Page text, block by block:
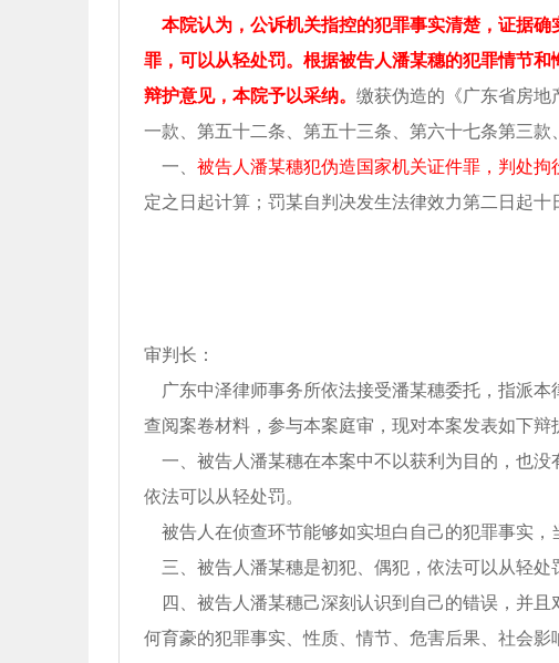
本院认为，公诉机关指控的犯罪事实清楚，证据
罪，可以从轻处罚。根据被告人潘某穗的犯罪情节
辩护意见，本院予以采纳。 缴获伪造的《广东省房地
一款、第五十二条、第五十三条、第六十七条第三
一、 被告人潘某穗犯伪造国家机关证件罪，判处拘
定之日起计算；罚某自判决发生法律效力第二日起十
审判长：
广东中泽律师事务所依法接受潘某穗委托，指派
查阅案卷材料，参与本案庭审，现对本案发表如下辩
一、被告人潘某穗在本案中不以获利为目的，也
依法可以从轻处罚。
被告人在侦查环节能够如实坦白自己的犯罪事实
三、被告人潘某穗是初犯、偶犯，依法可以从轻处
四、被告人潘某穗己深刻认识到自己的错误，并
何育豪的犯罪事实、性质、情节、危害后果、社会